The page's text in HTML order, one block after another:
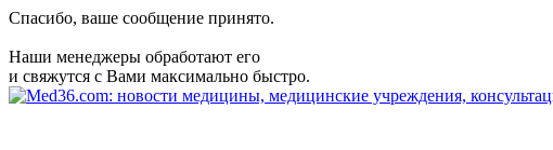
Спасибо, ваше сообщение принято.
Наши менеджеры обработают его
и свяжутся с Вами максимально быстро.